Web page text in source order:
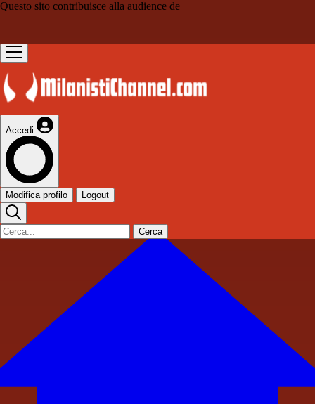
Questo sito contribuisce alla audience de
Accedi
Modifica profilo Logout
Cerca